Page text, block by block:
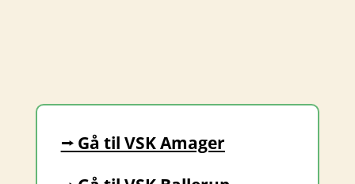
⭢ Gå til VSK Amager